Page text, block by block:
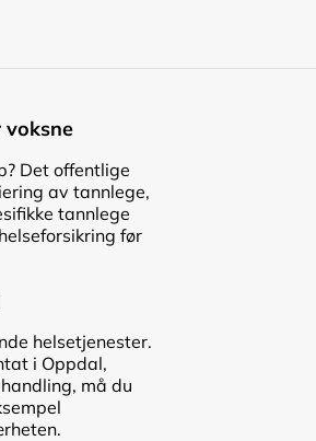
Det offentlige
av tannlege,
tannlege
før
helsetjenester.
i Oppdal,
må du